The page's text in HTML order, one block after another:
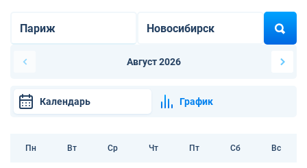
Август 2026
Календарь График
Пн Вт Ср Чт Пт Сб Вс